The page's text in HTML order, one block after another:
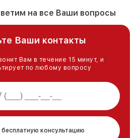
на все Ваши вопросы
Ваши контакты
Вам в течение 15 минут, и
по любому вопросу
консультацию